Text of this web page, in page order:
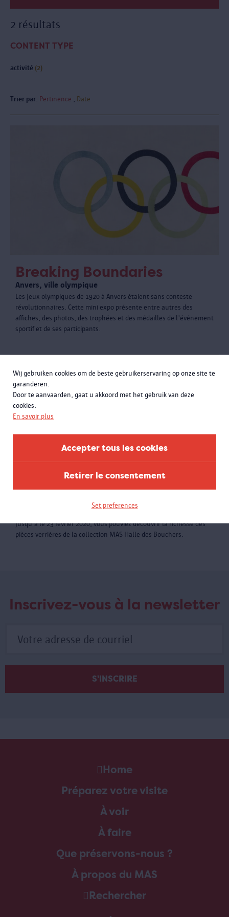
Wij gebruiken cookies om de beste gebruikerservaring op onze site te
garanderen.
Door te aanvaarden, gaat u akkoord met het gebruik van deze
cookies.
En savoir plus
Accepter tous les cookies
Retirer le consentement
Set preferences
2 résultats
CONTENT TYPE
activité (2)
Trier par: Pertinence Date
Breaking Boundaries
Anvers, ville olympique
Les Jeux olympiques de 1920 à Anvers étaient sans conteste
révolutionnaires. Cette mini expo présente entre autres des
affiches, des photos, des trophées et des médailles de l'événement
sportif et de ses participants.
Verre au MAS
Jusqu'a le 23 février 2020, vous pouviez découvrir la richesse des
pièces verrières de la collection MAS Halle des Bouchers.
Inscrivez-vous à la newsletter
Home
Préparez votre visite
À voir
À faire
Que préservons-nous ?
À propos du MAS
Rechercher